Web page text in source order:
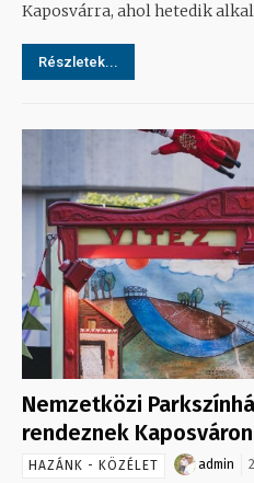
Kaposvárra, ahol hetedik
Részletek...
Nemzetközi
rendeznek Kaposváron
HAZÁNK - KÖZÉLET admin